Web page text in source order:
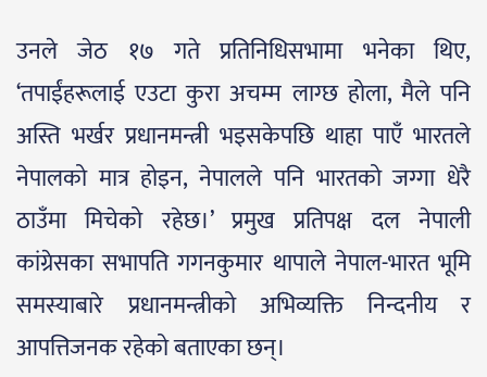
उनले जेठ १७ गते प्रतिनिधिसभामा भनेका थिए,
‘तपाईंहरूलाई एउटा कुरा अचम्म लाग्छ होला, मैले पनि
अस्ति भर्खर प्रधानमन्त्री भइसकेपछि थाहा पाएँ भारतले
नेपालको मात्र होइन, नेपालले पनि भारतको जग्गा धेरै
ठाउँमा मिचेको रहेछ।’ प्रमुख प्रतिपक्ष दल नेपाली
कांग्रेसका सभापति गगनकुमार थापाले नेपाल-भारत भूमि
समस्याबारे प्रधानमन्त्रीको अभिव्यक्ति निन्दनीय र
आपत्तिजनक रहेको बताएका छन्।